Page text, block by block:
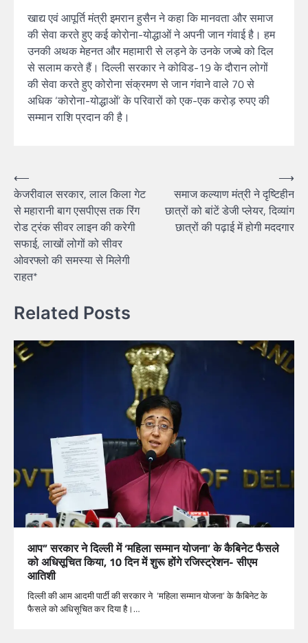
खाद्य एवं आपूर्ति मंत्री इमरान हुसैन ने कहा कि मानवता और समाज
की सेवा करते हुए कई कोरोना-योद्धाओं ने अपनी जान गंवाई है। हम
उनकी अथक मेहनत और महामारी से लड़ने के उनके जज्बे को दिल
से सलाम करते हैं। दिल्ली सरकार ने कोविड-19 के दौरान लोगों
की सेवा करते हुए कोरोना संक्रमण से जान गंवाने वाले 70 से
अधिक ‘कोरोना-योद्धाओं’ के परिवारों को एक-एक करोड़ रुपए की
सम्मान राशि प्रदान की है।
Post
navigation
⟵
केजरीवाल सरकार, लाल किला गेट
से महारानी बाग एसपीएस तक रिंग
रोड ट्रंक सीवर लाइन की करेगी
सफाई, लाखों लोगों को सीवर
ओवरफ्लो की समस्या से मिलेगी
राहत*
समाज कल्याण मंत्री ने दृष्टिहीन
छात्रों को बांटें डेजी प्लेयर, दिव्यांग
छात्रों की पढ़ाई में होगी मददगार
⟶
Related Posts
आप” सरकार ने दिल्ली में ‘महिला सम्मान योजना’ के कैबिनेट फैसले
को अधिसूचित किया, 10 दिन में शुरू होंगे रजिस्ट्रेशन- सीएम
आतिशी
दिल्ली की आम आदमी पार्टी की सरकार ने ‘महिला सम्मान योजना’ के कैबिनेट के
फैसले को अधिसूचित कर दिया है।…